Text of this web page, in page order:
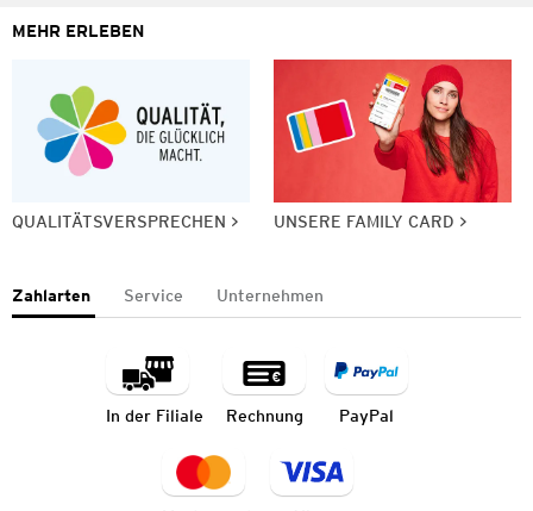
MEHR ERLEBEN
QUALITÄTSVERSPRECHEN UNSERE FAMILY CARD
Zahlarten Service Unternehmen
In der Filiale Rechnung PayPal